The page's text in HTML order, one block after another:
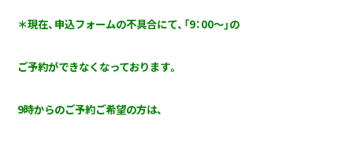
＊現在、申込フォームの不具合にて、「9：00～」の
ご予約ができなくなっております。
9時からのご予約ご希望の方は、